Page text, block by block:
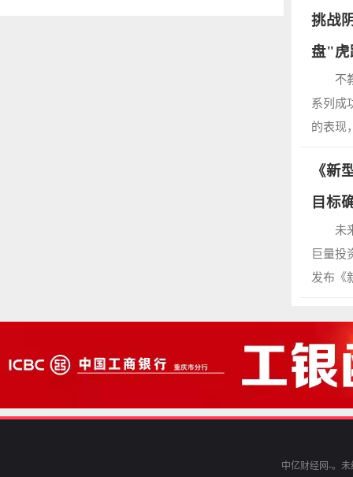
挑战
盘"
不
系列成
的表现
《新
目标
未
巨量投
发布《
中亿财经网-。未